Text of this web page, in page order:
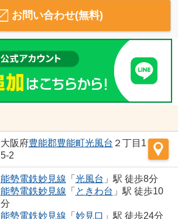
お問い合わせ(無料)
大阪府豊能郡豊能町光風台 ２丁目1
5-2
能勢電鉄妙見線 「 光風台 」駅 徒歩8分
能勢電鉄妙見線 「 ときわ台 」駅 徒歩10
分
能勢電鉄妙見線 「 妙見口 」駅 徒歩24分